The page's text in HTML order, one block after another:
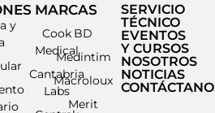
y
MARCAS
Cook
Medical
Cantabria
Labs
BD
Medintim
Macroloux
Merit
SERVICIO
TÉCNICO
EVENTOS
Y CURSOS
NOSOTROS
NOTICIAS